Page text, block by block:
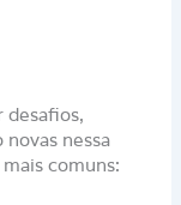
desafios,
novas nessa
comuns: